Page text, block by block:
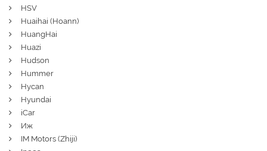
HSV
Huaihai (Hoann)
HuangHai
Huazi
Hudson
Hummer
Hycan
Hyundai
iCar
Иж
IM Motors (Zhiji)